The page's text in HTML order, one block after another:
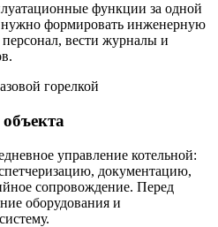
функции за одной
нужно формировать инженерную
вести журналы и
управление котельной:
документацию,
сопровождение. Перед
оборудования и